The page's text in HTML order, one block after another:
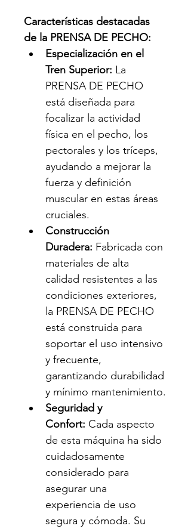
Características destacadas
de la PRENSA DE PECHO:
Especialización en el
Tren Superior: La
PRENSA DE PECHO
está diseñada para
focalizar la actividad
física en el pecho, los
pectorales y los tríceps,
ayudando a mejorar la
fuerza y definición
muscular en estas áreas
cruciales.
Construcción
Duradera: Fabricada con
materiales de alta
calidad resistentes a las
condiciones exteriores,
la PRENSA DE PECHO
está construida para
soportar el uso intensivo
y frecuente,
garantizando durabilidad
y mínimo mantenimiento.
Seguridad y
Confort: Cada aspecto
de esta máquina ha sido
cuidadosamente
considerado para
asegurar una
experiencia de uso
segura y cómoda. Su